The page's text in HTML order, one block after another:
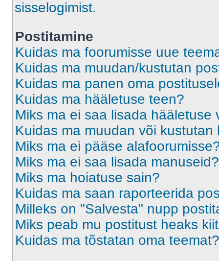
sisselogimist.
Postitamine
Kuidas ma foorumisse uue
Kuidas ma muudan/kustutan
Kuidas ma panen oma
Kuidas ma hääletuse teen?
Miks ma ei saa lisada hääletuse
Kuidas ma muudan või kustutan
Miks ma ei pääse
Miks ma ei saa lisada manuseid?
Miks ma hoiatuse sain?
Kuidas ma saan raporteerida
Milleks on "Salvesta" nupp
Miks peab mu postitust heaks
Kuidas ma tõstatan oma teemat?